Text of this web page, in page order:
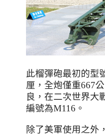
此榴彈砲最初的型
厘，全炮僅重667
良，在二次世界大
編號為M116 。
除了美軍使用之外